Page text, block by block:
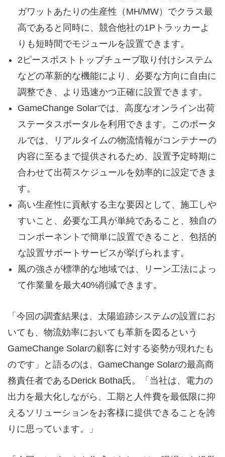
ガワットあたりの生産性（MH/MW）でクラス最
高であると同時に、競合他社の1Pトラッカーよ
りも短時間でモジュールを設置できます。
2ピースポストトップチューブ取り付けシステム
などの革新的な機能により、必要な方向に自由に
調整でき、より迅速かつ正確に設置できます。
GameChange Solarでは、高度なオンライン出荷
ステータスポータルを利用できます。このポータ
ルでは、リアルタイムの物流情報がコンテナーの
内容に至るまで提供されるため、設置予定時期に
合わせて出荷スケジュールを効率的に設定できま
す。
高い生産性に貢献する主な要因として、施工しや
すいこと、必要な工具が単純であること、独自の
コンポーネントで簡単に設置できること、包括的
な設置サポートサービスが挙げられます。
風の強さが標準的な地域では、リーン工法によっ
て作業量を最大40%削減できます。
「今回の調査結果は、太陽追跡システムの設置にお
いても、物流効率においても革新を図るという
GameChange Solarの顧客に対する姿勢が現れたも
のです」と語るのは、GameChange Solarの最高商
務責任者であるDerick Botha氏。「当社は、電力の
出力を最大化しながら、工期と人件費を最低限に抑
えるソリューションをお客様に提供できることを誇
りに思っています。」